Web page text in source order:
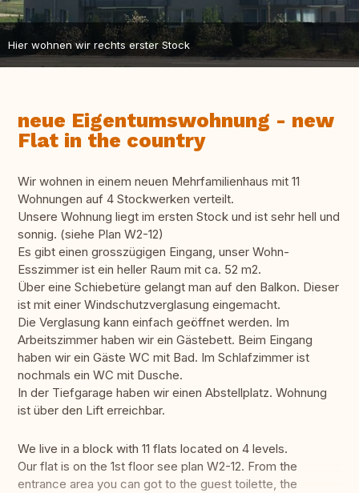
Hier wohnen wir rechts erster Stock
neue Eigentumswohnung - new
Flat in the country
Wir wohnen in einem neuen Mehrfamilienhaus mit 11
Wohnungen auf 4 Stockwerken verteilt.
Unsere Wohnung liegt im ersten Stock und ist sehr hell und
sonnig. (siehe Plan W2-12)
Es gibt einen grosszügigen Eingang, unser Wohn-
Esszimmer ist ein heller Raum mit ca. 52 m2.
Über eine Schiebetüre gelangt man auf den Balkon. Dieser
ist mit einer Windschutzverglasung eingemacht.
Die Verglasung kann einfach geöffnet werden. Im
Arbeitszimmer haben wir ein Gästebett. Beim Eingang
haben wir ein Gäste WC mit Bad. Im Schlafzimmer ist
nochmals ein WC mit Dusche.
In der Tiefgarage haben wir einen Abstellplatz. Wohnung
ist über den Lift erreichbar.
We live in a block with 11 flats located on 4 levels.
Our flat is on the 1st floor see plan W2-12. From the
entrance area you can got to the guest toilette, the